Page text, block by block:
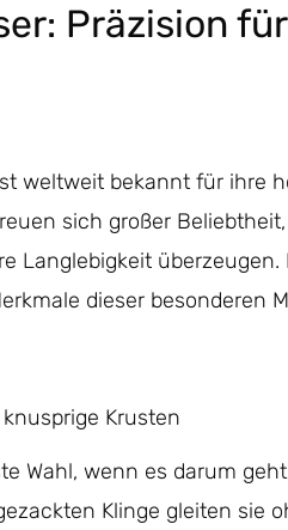
Präzision
weltweit bekannt für ihre
sich großer
Langlebigkeit
dieser besonderen
Krusten
Wahl, wenn es darum
Klinge gleiten sie